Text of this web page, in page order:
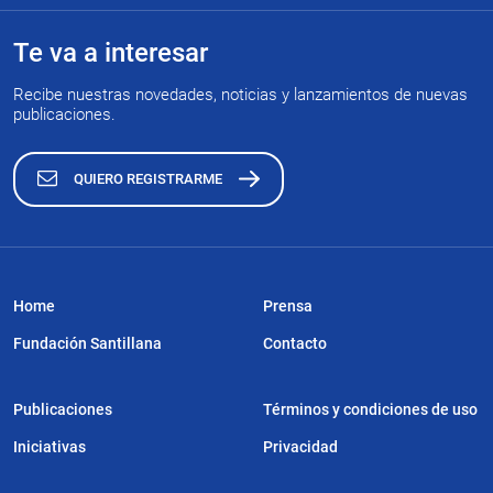
Te va a interesar
Recibe nuestras novedades, noticias y lanzamientos de nuevas
publicaciones.
QUIERO REGISTRARME
Home
Fundación Santillana
Publicaciones
Iniciativas
Prensa
Contacto
Términos y condiciones de uso
Privacidad